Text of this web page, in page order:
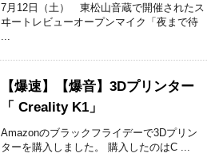
7月12日（土） 東松山音蔵で開催されたス
ヰートレビューオープンマイク「夜まで待
【爆速】【爆音】3Dプリンター
「 Creality K1」
Amazonのブラックフライデーで3Dプリン
ターを購入しました。 購入したのはC ...